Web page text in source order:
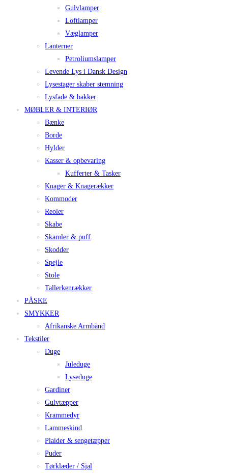
Gulvlamper
Loftlamper
Væglamper
Lanterner
Petroliumslamper
Levende Lys i Dansk Design
Lysestager skaber stemning
Lysfade & bakker
MØBLER & INTERIØR
Bænke
Borde
Hylder
Kasser & opbevaring
Kufferter & Tasker
Knager & Knagerækker
Kommoder
Reoler
Skabe
Skamler & puff
Skodder
Spejle
Stole
Tallerkenrækker
PÅSKE
SMYKKER
Afrikanske Armbånd
Tekstiler
Duge
Juleduge
Lyseduge
Gardiner
Gulvtæpper
Krammedyr
Lammeskind
Plaider & sengetæpper
Puder
Tørklæder / Sjal